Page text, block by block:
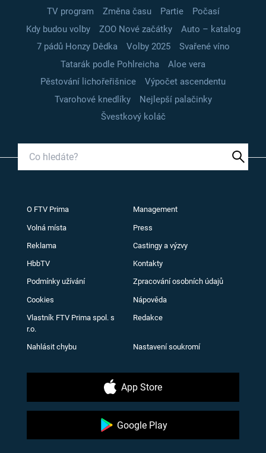
TV program
Změna času Partie
Počasí
Kdy budou volby
ZOO Nové začátky
Auto – katalog
7 pádů Honzy Dědka
Volby 2025
Svařené víno
Tatarák podle Pohlreicha
Aloe vera
Pěstování lichořeřišnice
Výpočet ascendentu
Tvarohové knedlíky
Nejlepší palačinky
Švestkový koláč
O FTV Prima Management
Volná místa Press
Reklama Castingy a výzvy
HbbTV Kontakty
Podmínky užívání Zpracování osobních údajů
Cookies Nápověda
Vlastník FTV Prima spol. s
r.o.
Redakce
Nahlásit chybu Nastavení soukromí
App Store
Google Play